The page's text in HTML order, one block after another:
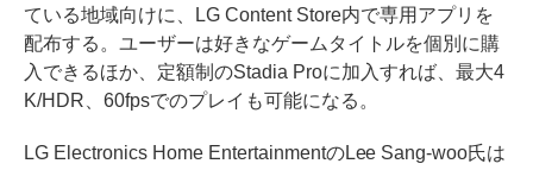
ている地域向けに、LG Content Store内で専用アプリを
配布する。ユーザーは好きなゲームタイトルを個別に購
入できるほか、定額制のStadia Proに加入すれば、最大4
K/HDR、60fpsでのプレイも可能になる。
LG Electronics Home EntertainmentのLee Sang-woo氏は